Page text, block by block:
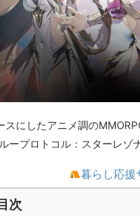
スにしたアニメ調の
ープロトコル：スターレゾ
暮らし応援
次